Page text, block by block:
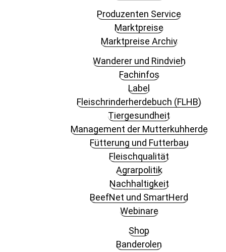
Produzenten Service
Marktpreise
Marktpreise Archiv
Wanderer und Rindvieh
Fachinfos
Label
Fleischrinderherdebuch (FLHB)
Tiergesundheit
Management der Mutterkuhherde
Fütterung und Futterbau
Fleischqualität
Agrarpolitik
Nachhaltigkeit
BeefNet und SmartHerd
Webinare
Shop
Banderolen